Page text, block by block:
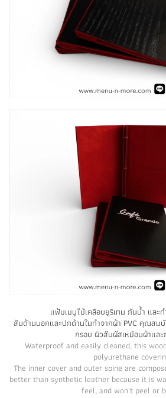
แฟ้มเมนูไม้เคลือบยูริเทน กันน้ำ และ
สันด้านนอกและปกด้านในทำจากผ้า PVC คุณสม
กรอบ ผิวสัมผัสเหมือนผ้าแล
Waterproof and easily cleaned, this
polyurethane
The inner cover and outer spine are
better than synthetic leather because it is
feel, and won't peel or